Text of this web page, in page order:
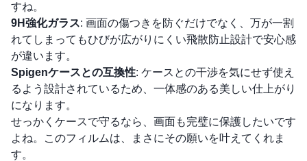
すね。
9H強化ガラス: 画面の傷つきを防ぐだけでなく、万が一割
れてしまってもひびが広がりにくい飛散防止設計で安心感
が違います。
Spigenケースとの互換性: ケースとの干渉を気にせず使え
るよう設計されているため、一体感のある美しい仕上がり
になります。
せっかくケースで守るなら、画面も完璧に保護したいです
よね。このフィルムは、まさにその願いを叶えてくれま
す。